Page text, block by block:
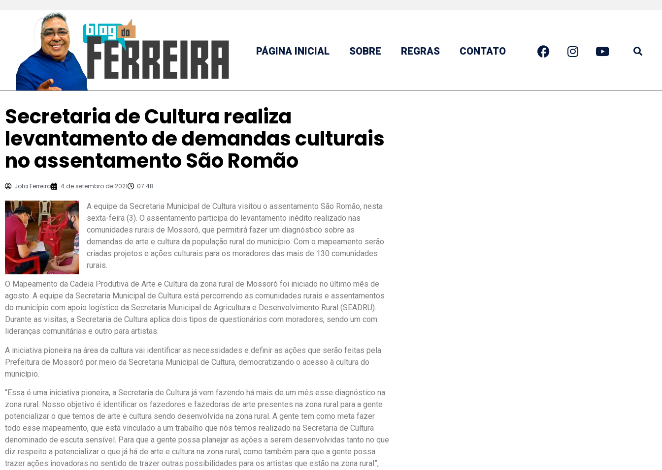
PÁGINA INICIAL SOBRE REGRAS CONTATO
Secretaria de Cultura realiza
levantamento de demandas culturais
no assentamento São Romão
Jota Ferreira 4 de setembro de 2021 07:48
A equipe da Secretaria Municipal de Cultura visitou o assentamento São Romão, nesta
sexta-feira (3). O assentamento participa do levantamento inédito realizado nas
comunidades rurais de Mossoró, que permitirá fazer um diagnóstico sobre as
demandas de arte e cultura da população rural do município. Com o mapeamento serão
criadas projetos e ações culturais para os moradores das mais de 130 comunidades
rurais.
O Mapeamento da Cadeia Produtiva de Arte e Cultura da zona rural de Mossoró foi iniciado no último mês de
agosto. A equipe da Secretaria Municipal de Cultura está percorrendo as comunidades rurais e assentamentos
do município com apoio logístico da Secretaria Municipal de Agricultura e Desenvolvimento Rural (SEADRU).
Durante as visitas, a Secretaria de Cultura aplica dois tipos de questionários com moradores, sendo um com
lideranças comunitárias e outro para artistas.
A iniciativa pioneira na área da cultura vai identificar as necessidades e definir as ações que serão feitas pela
Prefeitura de Mossoró por meio da Secretaria Municipal de Cultura, democratizando o acesso à cultura do
município.
“Essa é uma iniciativa pioneira, a Secretaria de Cultura já vem fazendo há mais de um mês esse diagnóstico na
zona rural. Nosso objetivo é identificar os fazedores e fazedoras de arte presentes na zona rural para a gente
potencializar o que temos de arte e cultura sendo desenvolvida na zona rural. A gente tem como meta fazer
todo esse mapeamento, que está vinculado a um trabalho que nós temos realizado na Secretaria de Cultura
denominado de escuta sensível. Para que a gente possa planejar as ações a serem desenvolvidas tanto no que
diz respeito a potencializar o que já há de arte e cultura na zona rural, como também para que a gente possa
trazer ações inovadoras no sentido de trazer outras possibilidades para os artistas que estão na zona rural”,